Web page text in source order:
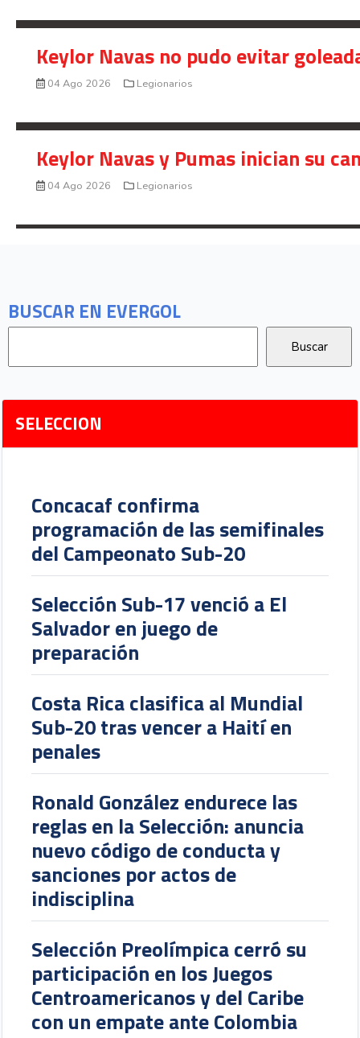
BUSCAR EN EVERGOL
SELECCION
Concacaf confirma
programación de las semifinales
del Campeonato Sub-20
Selección Sub-17 venció a El
Salvador en juego de
preparación
Costa Rica clasifica al Mundial
Sub-20 tras vencer a Haití en
penales
Ronald González endurece las
reglas en la Selección: anuncia
nuevo código de conducta y
sanciones por actos de
indisciplina
Selección Preolímpica cerró su
participación en los Juegos
Centroamericanos y del Caribe
con un empate ante Colombia
Keylor Navas no pudo evitar
04 Ago 2026 Legionarios
Keylor Navas y Pumas inician su
04 Ago 2026 Legionarios